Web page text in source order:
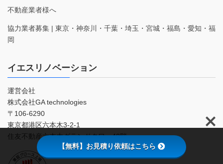
不動産業者様へ
協力業者募集 | 東京・神奈川・千葉・埼玉・宮城・福島・愛知・福
岡
イエスリノベーション
運営会社
株式会社GA technologies
〒106-6290
東京都港区六本木3-2-1
住友不動産六本木グランドタワー40階
【無料】お見積り依頼はこちら